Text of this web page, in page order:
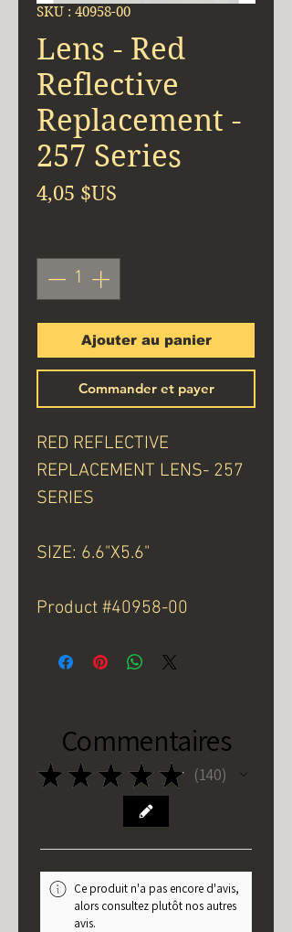
SKU : 40958-00
Lens - Red
Reflective
Replacement -
257 Series
4,05 $US
Ajouter au panier
Commander et payer
RED REFLECTIVE
REPLACEMENT LENS- 257
SERIES
SIZE: 6.6"X5.6"
Product #40958-00
Commentaires
★ ★ ★ ★ ★ 140
140
Ce produit n'a pas encore d'avis,
alors consultez plutôt nos autres
avis.